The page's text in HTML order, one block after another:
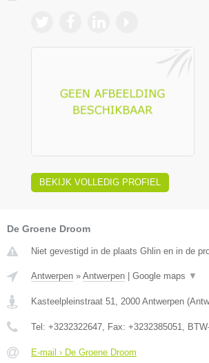
BEKIJK VOLLEDIG PROFIEL
De Groene Droom
Niet gevestigd in de plaats Ghlin en in de
Antwerpen » Antwerpen | Google maps ▼
Kasteelpleinstraat 51 2000 Antwerpen (
Tel: +3232322647 , Fax: +3232385051 ,
E-mail › De Groene Droom